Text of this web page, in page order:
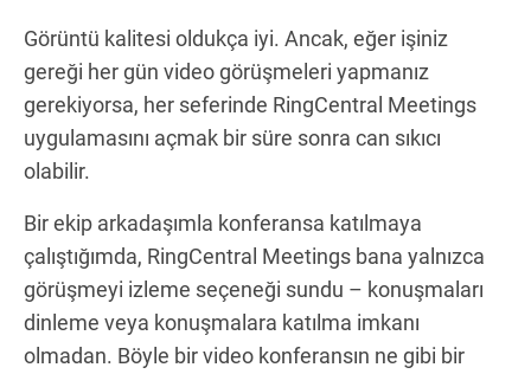
Görüntü kalitesi oldukça iyi. Ancak, eğer işiniz
gereği her gün video görüşmeleri yapmanız
gerekiyorsa, her seferinde RingCentral Meetings
uygulamasını açmak bir süre sonra can sıkıcı
olabilir.
Bir ekip arkadaşımla konferansa katılmaya
çalıştığımda, RingCentral Meetings bana yalnızca
görüşmeyi izleme seçeneği sundu – konuşmaları
dinleme veya konuşmalara katılma imkanı
olmadan. Böyle bir video konferansın ne gibi bir